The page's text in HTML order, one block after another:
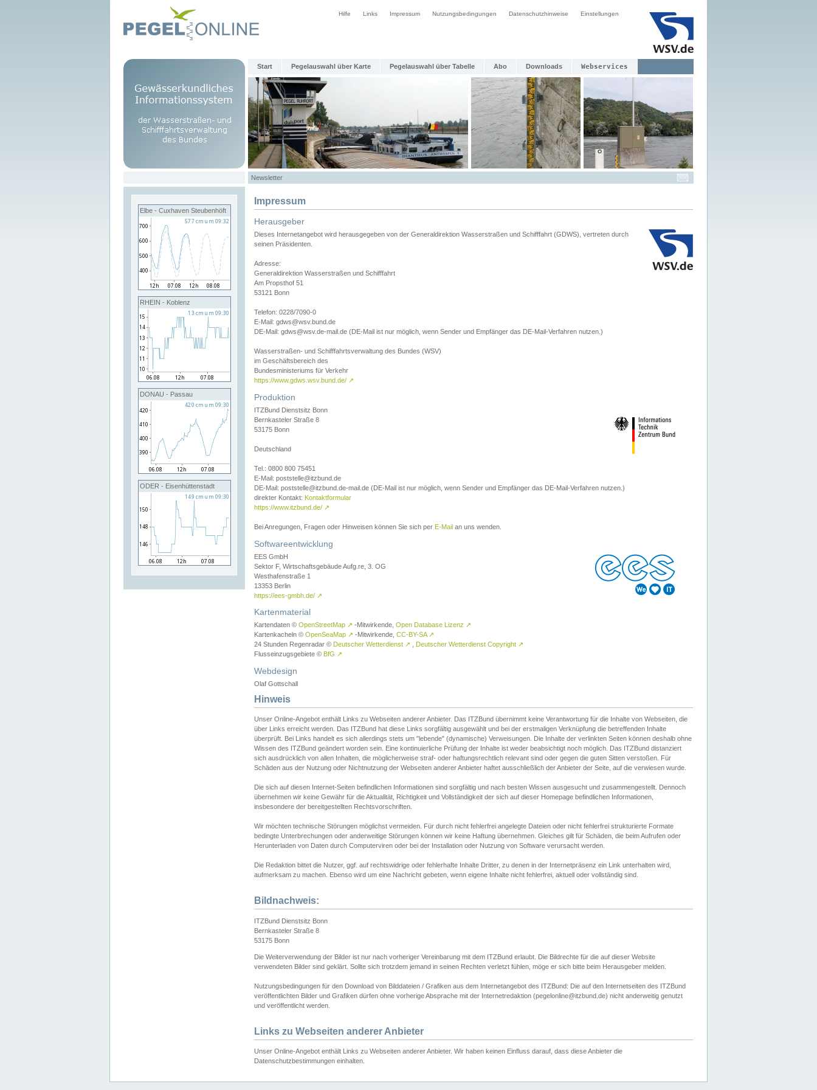
Hilfe Links Impressum Nutzungsbedingungen Datenschutzhinweise Einstellungen
Start Pegelauswahl über Karte Pegelauswahl über Tabelle Abo Downloads Webservices
Newsletter
Elbe - Cuxhaven Steubenhöft
RHEIN - Koblenz
DONAU - Passau
ODER - Eisenhüttenstadt
Impressum
Herausgeber
Dieses Internetangebot wird herausgegeben von der Generaldirektion Wasserstraßen und Schifffahrt (GDWS), vertreten durch
seinen Präsidenten.
Adresse:
Generaldirektion Wasserstraßen und Schifffahrt
Am Propsthof 51
53121 Bonn
Telefon: 0228/7090-0
E-Mail: gdws@wsv.bund.de
DE-Mail: gdws@wsv.de-mail.de (DE-Mail ist nur möglich, wenn Sender und Empfänger das DE-Mail-Verfahren nutzen.)
Wasserstraßen- und Schifffahrtsverwaltung des Bundes (WSV)
im Geschäftsbereich des
Bundesministeriums für Verkehr
https://www.gdws.wsv.bund.de/ ↗
Produktion
ITZBund Dienstsitz Bonn
Bernkasteler Straße 8
53175 Bonn
Deutschland
Tel.: 0800 800 75451
E-Mail: poststelle@itzbund.de
DE-Mail: poststelle@itzbund.de-mail.de (DE-Mail ist nur möglich, wenn Sender und Empfänger das DE-Mail-Verfahren nutzen.)
direkter Kontakt: Kontaktformular
https://www.itzbund.de/ ↗
Bei Anregungen, Fragen oder Hinweisen können Sie sich per E-Mail an uns wenden.
Softwareentwicklung
EES GmbH
Sektor F, Wirtschaftsgebäude Aufg.re, 3. OG
Westhafenstraße 1
13353 Berlin
https://ees-gmbh.de/ ↗
Kartenmaterial
Kartendaten © OpenStreetMap ↗ -Mitwirkende, Open Database Lizenz ↗
Kartenkacheln © OpenSeaMap ↗ -Mitwirkende, CC-BY-SA ↗
24 Stunden Regenradar © Deutscher Wetterdienst ↗ Deutscher Wetterdienst Copyright ↗
Flusseinzugsgebiete © BfG ↗
Webdesign
Olaf Gottschall
Hinweis
Unser Online-Angebot enthält Links zu Webseiten anderer Anbieter. Das ITZBund übernimmt keine Verantwortung für die Inhalte von Webseiten, die
über Links erreicht werden. Das ITZBund hat diese Links sorgfältig ausgewählt und bei der erstmaligen Verknüpfung die betreffenden Inhalte
überprüft. Bei Links handelt es sich allerdings stets um "lebende" (dynamische) Verweisungen. Die Inhalte der verlinkten Seiten können deshalb ohne
Wissen des ITZBund geändert worden sein. Eine kontinuierliche Prüfung der Inhalte ist weder beabsichtigt noch möglich. Das ITZBund distanziert
sich ausdrücklich von allen Inhalten, die möglicherweise straf- oder haftungsrechtlich relevant sind oder gegen die guten Sitten verstoßen. Für
Schäden aus der Nutzung oder Nichtnutzung der Webseiten anderer Anbieter haftet ausschließlich der Anbieter der Seite, auf die verwiesen wurde.
Die sich auf diesen Internet-Seiten befindlichen Informationen sind sorgfältig und nach besten Wissen ausgesucht und zusammengestellt. Dennoch
übernehmen wir keine Gewähr für die Aktualität, Richtigkeit und Vollständigkeit der sich auf dieser Homepage befindlichen Informationen,
insbesondere der bereitgestellten Rechtsvorschriften.
Wir möchten technische Störungen möglichst vermeiden. Für durch nicht fehlerfrei angelegte Dateien oder nicht fehlerfrei strukturierte Formate
bedingte Unterbrechungen oder anderweitige Störungen können wir keine Haftung übernehmen. Gleiches gilt für Schäden, die beim Aufrufen oder
Herunterladen von Daten durch Computerviren oder bei der Installation oder Nutzung von Software verursacht werden.
Die Redaktion bittet die Nutzer, ggf. auf rechtswidrige oder fehlerhafte Inhalte Dritter, zu denen in der Internetpräsenz ein Link unterhalten wird,
aufmerksam zu machen. Ebenso wird um eine Nachricht gebeten, wenn eigene Inhalte nicht fehlerfrei, aktuell oder vollständig sind.
Bildnachweis:
ITZBund Dienstsitz Bonn
Bernkasteler Straße 8
53175 Bonn
Die Weiterverwendung der Bilder ist nur nach vorheriger Vereinbarung mit dem ITZBund erlaubt. Die Bildrechte für die auf dieser Website
verwendeten Bilder sind geklärt. Sollte sich trotzdem jemand in seinen Rechten verletzt fühlen, möge er sich bitte beim Herausgeber melden.
Nutzungsbedingungen für den Download von Bilddateien / Grafiken aus dem Internetangebot des ITZBund: Die auf den Internetseiten des ITZBund
veröffentlichten Bilder und Grafiken dürfen ohne vorherige Absprache mit der Internetredaktion (pegelonline@itzbund.de) nicht anderweitig genutzt
und veröffentlicht werden.
Links zu Webseiten anderer Anbieter
Unser Online-Angebot enthält Links zu Webseiten anderer Anbieter. Wir haben keinen Einfluss darauf, dass diese Anbieter die
Datenschutzbestimmungen einhalten.